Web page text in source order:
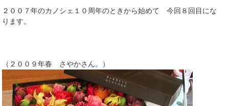
２００７年のカノシェ１０周年のときから始めて 今回８回目にな
ります。
（２００９年春 さやかさん。）